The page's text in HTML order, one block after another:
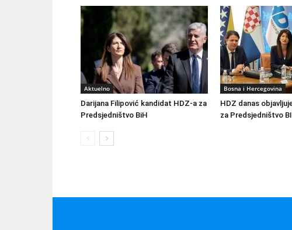
Aktuelno
Darijana Filipović kandidat HDZ-a za
Predsjedništvo BiH
Bosna i Hercegovina
HDZ danas
za Predsjedništvo